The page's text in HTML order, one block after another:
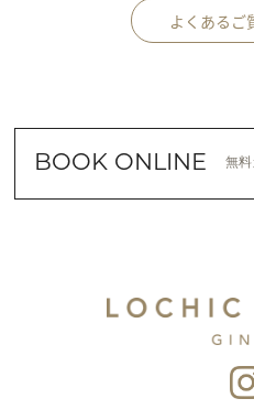
よくあるご
BOOK ONLINE 無料